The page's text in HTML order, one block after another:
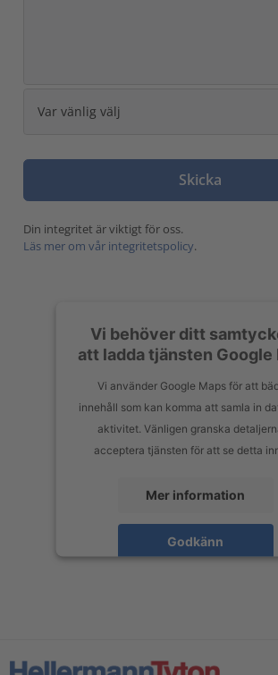
Din integritet är viktigt för oss.
Läs mer om vår integritetspolicy.
Vi behöver ditt
att ladda tjänsten Google
Vi använder Google Maps för att
innehåll som kan komma att samla in
aktivitet. Vänligen granska
acceptera tjänsten för att se detta
Mer information
Godkänn